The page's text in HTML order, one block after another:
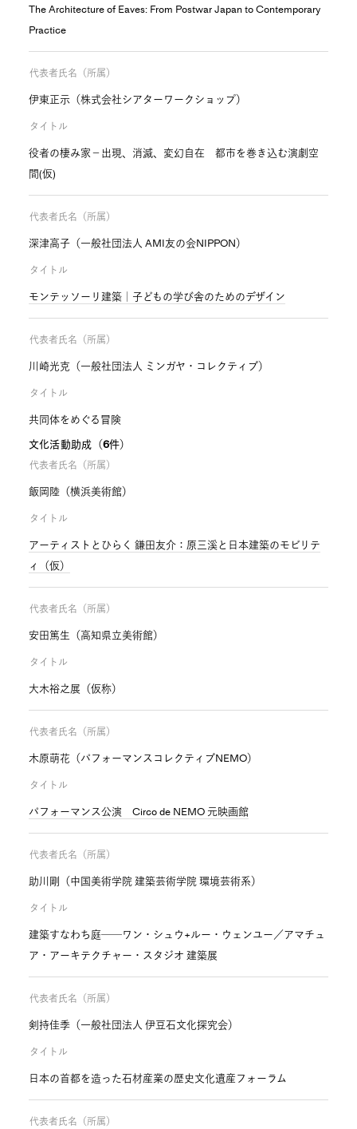
The Architecture of Eaves: From Postwar Japan to Contemporary
Practice
代表者氏名（所属）
伊東正示（株式会社シアターワークショップ）
タイトル
役者の棲み家－出現、消滅、変幻自在 都市を巻き込む演劇空
間(仮)
代表者氏名（所属）
深津高子（一般社団法人 AMI友の会NIPPON）
タイトル
モンテッソーリ建築｜子どもの学び舎のためのデザイン
代表者氏名（所属）
川崎光克（一般社団法人 ミンガヤ・コレクティブ）
タイトル
共同体をめぐる冒険
文化活動助成（6件）
代表者氏名（所属）
飯岡陸（横浜美術館）
タイトル
アーティストとひらく 鎌田友介：原三溪と日本建築のモビリテ
ィ（仮）
代表者氏名（所属）
安田篤生（高知県立美術館）
タイトル
大木裕之展（仮称）
代表者氏名（所属）
木原萌花（パフォーマンスコレクティブNEMO）
タイトル
パフォーマンス公演 Circo de NEMO 元映画館
代表者氏名（所属）
助川剛（中国美術学院 建築芸術学院 環境芸術系）
タイトル
建築すなわち庭──ワン・シュウ+ルー・ウェンユー／アマチュ
ア・アーキテクチャー・スタジオ 建築展
代表者氏名（所属）
剣持佳季（一般社団法人 伊豆石文化探究会）
タイトル
日本の首都を造った石材産業の歴史文化遺産フォーラム
代表者氏名（所属）